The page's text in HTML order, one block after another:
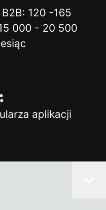
120 -165
000 - 20 500
aplikacji